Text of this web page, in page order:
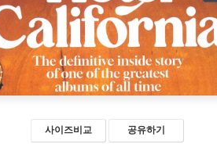
사이즈비교 공유하기